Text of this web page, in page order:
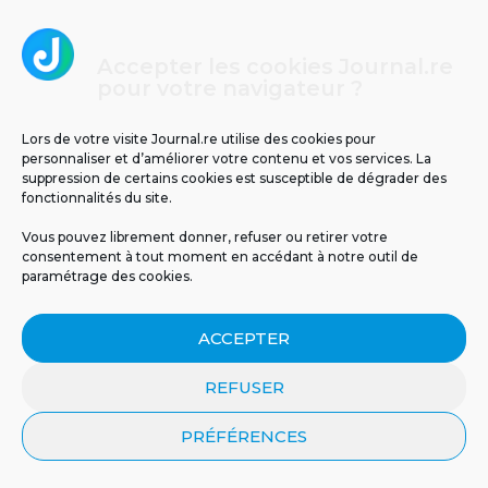
Lors de votre visite Journal.re utilise des cookies pour
personnaliser et d’améliorer votre contenu et vos services. La
suppression de certains cookies est susceptible de dégrader des
fonctionnalités du site.
Vous pouvez librement donner, refuser ou retirer votre
consentement à tout moment en accédant à notre outil de
paramétrage des cookies.
ACCEPTER
REFUSER
PRÉFÉRENCES
ressentis ce matin à La Réunion
Un tunnel pour relier La Réunion à Maurice ?